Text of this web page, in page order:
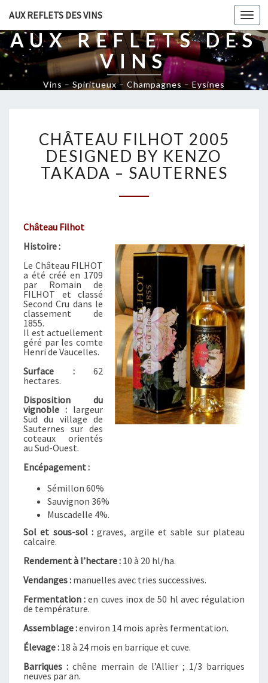
AUX REFLETS DES VINS
AUX REFLETS DES
VINS
Vins – Spiritueux – Champagnes – Eysines
Â
T
E
L
H
O
T
2
0
0
5
D
E
S
I
G
N
O
A
K
D
–
A
U
CHÂTEAU FILHOT 2005
DESIGNED BY KENZO
TAKADA – SAUTERNES
Château Filhot
Histoire :
Le Château FILHOT
a été créé en 1709
par Romain de
FILHOT et classé
Second Cru dans le
classement de
1855.
Il est actuellement
géré par les comte
Henri de Vaucelles.
Surface :62
hectares.
Disposition du
vignoble : largeur
Sud du village de
Sauternes sur des
coteaux orientés
au Sud-Ouest.
Encépagement :
Sémillon 60%
Sauvignon 36%
Muscadelle 4%.
Sol et sous-sol : graves, argile et sable sur plateau
calcaire.
Rendement à l’hectare : 10 à 20 hl/ha.
Vendanges : manuelles avec tries successives.
Fermentation : en cuves inox de 50 hl avec régulation
de température.
Assemblage :environ 14 mois après fermentation.
Élevage : 18 à 24 mois en barrique et cuve.
Barriques :chêne merrain de l’Allier ; 1/3 barriques
neuves par an.